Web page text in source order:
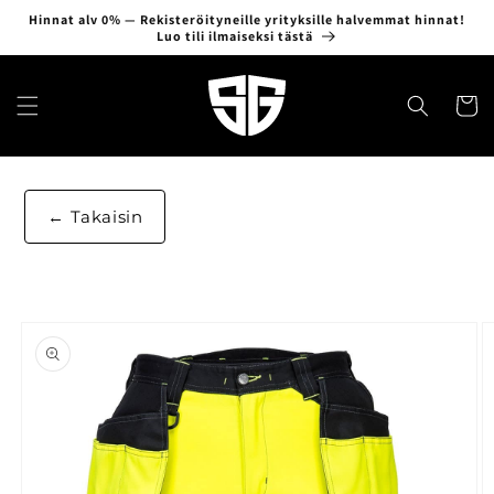
siirry
Hinnat alv 0% — Rekisteröityneille yrityksille halvemmat hinnat!
Luo tili ilmaiseksi tästä
Takaisin
tuotetietoihin